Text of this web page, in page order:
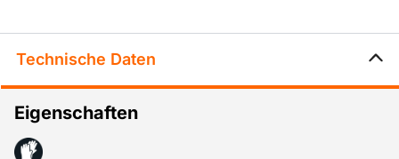
Technische Daten
Eigenschaften